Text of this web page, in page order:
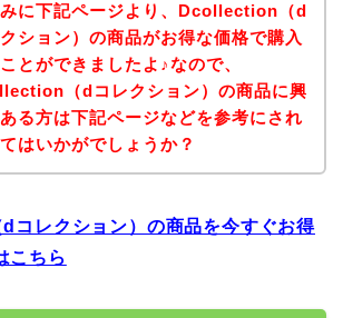
に下記ページより、Dcollection（d
ション）の商品がお得な価格で購入
とができましたよ♪なので、
（dコレクション）の商品に興
る方は下記ページなどを参考にされ
はいかがでしょうか？
コレクション）の商品を今すぐお得
こちら